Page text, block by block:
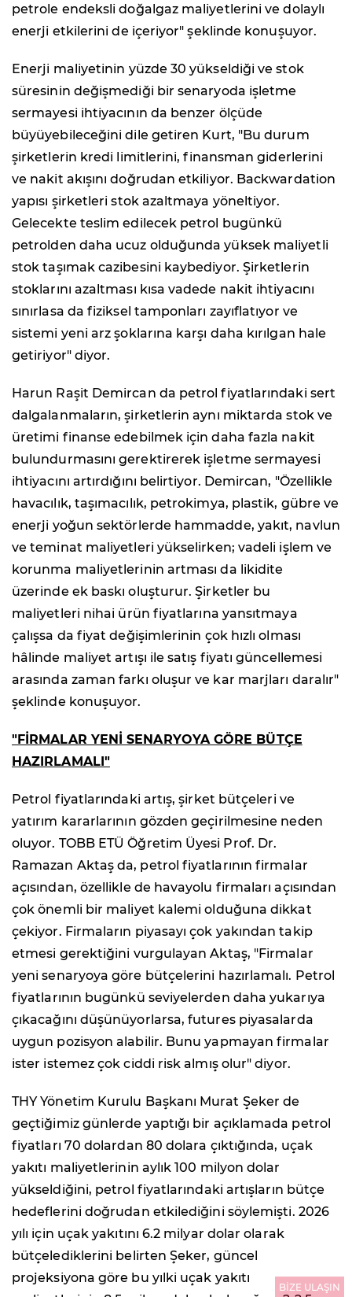
petrole endeksli doğalgaz maliyetlerini ve dolaylı
enerji etkilerini de içeriyor" şeklinde konuşuyor.
Enerji maliyetinin yüzde 30 yükseldiği ve stok
süresinin değişmediği bir senaryoda işletme
sermayesi ihtiyacının da benzer ölçüde
büyüyebileceğini dile getiren Kurt, "Bu durum
şirketlerin kredi limitlerini, finansman giderlerini
ve nakit akışını doğrudan etkiliyor. Backwardation
yapısı şirketleri stok azaltmaya yöneltiyor.
Gelecekte teslim edilecek petrol bugünkü
petrolden daha ucuz olduğunda yüksek maliyetli
stok taşımak cazibesini kaybediyor. Şirketlerin
stoklarını azaltması kısa vadede nakit ihtiyacını
sınırlasa da fiziksel tamponları zayıflatıyor ve
sistemi yeni arz şoklarına karşı daha kırılgan hale
getiriyor" diyor.
Harun Raşit Demircan da petrol fiyatlarındaki sert
dalgalanmaların, şirketlerin aynı miktarda stok ve
üretimi finanse edebilmek için daha fazla nakit
bulundurmasını gerektirerek işletme sermayesi
ihtiyacını artırdığını belirtiyor. Demircan, "Özellikle
havacılık, taşımacılık, petrokimya, plastik, gübre ve
enerji yoğun sektörlerde hammadde, yakıt, navlun
ve teminat maliyetleri yükselirken; vadeli işlem ve
korunma maliyetlerinin artması da likidite
üzerinde ek baskı oluşturur. Şirketler bu
maliyetleri nihai ürün fiyatlarına yansıtmaya
çalışsa da fiyat değişimlerinin çok hızlı olması
hâlinde maliyet artışı ile satış fiyatı güncellemesi
arasında zaman farkı oluşur ve kar marjları daralır"
şeklinde konuşuyor.
"FİRMALAR YENİ SENARYOYA GÖRE BÜTÇE
HAZIRLAMALI"
Petrol fiyatlarındaki artış, şirket bütçeleri ve
yatırım kararlarının gözden geçirilmesine neden
oluyor. TOBB ETÜ Öğretim Üyesi Prof. Dr.
Ramazan Aktaş da, petrol fiyatlarının firmalar
açısından, özellikle de havayolu firmaları açısından
çok önemli bir maliyet kalemi olduğuna dikkat
çekiyor. Firmaların piyasayı çok yakından takip
etmesi gerektiğini vurgulayan Aktaş, "Firmalar
yeni senaryoya göre bütçelerini hazırlamalı. Petrol
fiyatlarının bugünkü seviyelerden daha yukarıya
çıkacağını düşünüyorlarsa, futures piyasalarda
uygun pozisyon alabilir. Bunu yapmayan firmalar
ister istemez çok ciddi risk almış olur" diyor.
THY Yönetim Kurulu Başkanı Murat Şeker de
geçtiğimiz günlerde yaptığı bir açıklamada petrol
fiyatları 70 dolardan 80 dolara çıktığında, uçak
yakıtı maliyetlerinin aylık 100 milyon dolar
yükseldiğini, petrol fiyatlarındaki artışların bütçe
hedeflerini doğrudan etkilediğini söylemişti. 2026
yılı için uçak yakıtını 6.2 milyar dolar olarak
bütçelediklerini belirten Şeker, güncel
projeksiyona göre bu yılki uçak yakıtı
BİZE ULAŞIN